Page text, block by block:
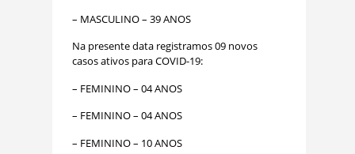
– MASCULINO – 39 ANOS
Na presente data registramos 09 novos
casos ativos para COVID-19:
– FEMININO – 04 ANOS
– FEMININO – 04 ANOS
– FEMININO – 10 ANOS